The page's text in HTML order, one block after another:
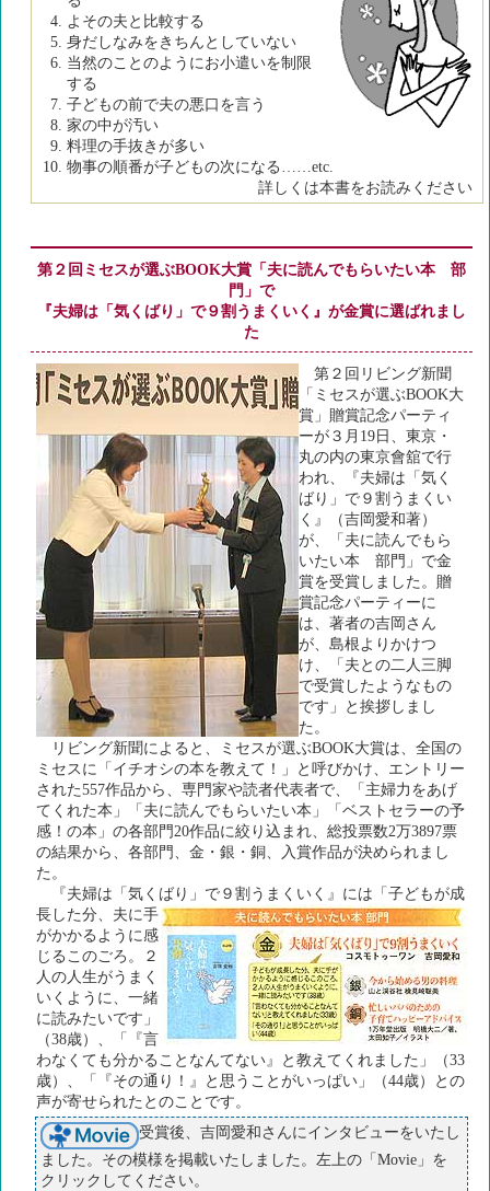
よその夫と比較する
身だしなみをきちんとしていない
当然のことのようにお小遣いを制限
する
子どもの前で夫の悪口を言う
家の中が汚い
料理の手抜きが多い
物事の順番が子どもの次になる……etc.
詳しくは本書をお読みください
第２回ミセスが選ぶBOOK大賞「夫に読んでもらいたい本 部
門」で
『夫婦は「気くばり」で９割うまくいく』が金賞に選ばれまし
た
第２回リビング新聞
「ミセスが選ぶBOOK大
賞」贈賞記念パーティ
ーが３月19日、東京・
丸の内の東京會舘で行
われ、『夫婦は「気く
ばり」で９割うまくい
く』（吉岡愛和著）
が、「夫に読んでもら
いたい本 部門」で金
賞を受賞しました。贈
賞記念パーティーに
は、著者の吉岡さん
が、島根よりかけつ
け、「夫との二人三脚
で受賞したようなもの
です」と挨拶しまし
た。
リビング新聞によると、ミセスが選ぶBOOK大賞は、全国の
ミセスに「イチオシの本を教えて！」と呼びかけ、エントリー
された557作品から、専門家や読者代表者で、「主婦力をあげ
てくれた本」「夫に読んでもらいたい本」「ベストセラーの予
感！の本」の各部門20作品に絞り込まれ、総投票数2万3897票
の結果から、各部門、金・銀・銅、入賞作品が決められまし
た。
『夫婦は「気くばり」で９割うまくいく』には「子どもが成
長した分、夫に手
がかかるように感
じるこのごろ。２
人の人生がうまく
いくように、一緒
に読みたいです」
（38歳）、「『言
わなくても分かることなんてない』と教えてくれました」（33
歳）、「『その通り！』と思うことがいっぱい」（44歳）との
声が寄せられたとのことです。
受賞後、吉岡愛和さんにインタビューをいたし
ました。その模様を掲載いたしました。左上の「Movie」を
クリックしてください。